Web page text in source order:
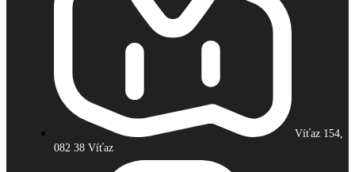
Víťaz 154,
082 38 Víťaz